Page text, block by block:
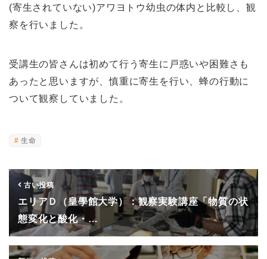
(寄生されていない)アワヨトウ幼虫の体内と比較し、観
察を行いました。
受講生の皆さんは初めて行う寄生に戸惑いや困難さも
あったと思いますが、慎重に寄生を行い、蜂の行動に
ついて観察していました。
生命
古い投稿
エリアＤ（皇學館大学）：観察実験講座「物質の状
態変化と酸化・…